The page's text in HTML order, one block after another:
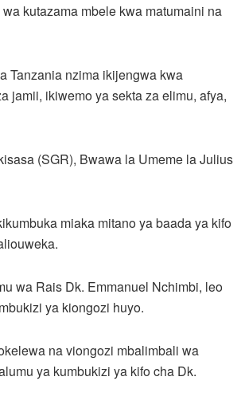
kutazama mbele kwa matumaini na
Tanzania nzima ikijengwa kwa
jamii, ikiwemo ya sekta za elimu, afya,
(SGR), Bwawa la Umeme la Julius
miaka mitano ya baada ya kifo
wa Rais Dk. Emmanuel Nchimbi, leo
ya kiongozi huyo.
na viongozi mbalimbali wa
ya kumbukizi ya kifo cha Dk.